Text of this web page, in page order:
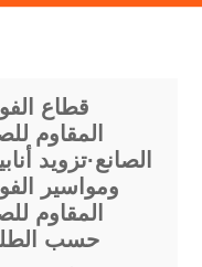
قطاع
المقاوم
الصانع·تزويد
ومواسير
المقاوم
حسب